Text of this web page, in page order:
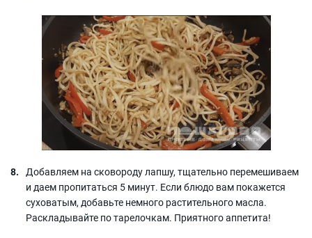
Добавляем на сковороду лапшу, тщательно перемешиваем
и даем пропитаться 5 минут. Если блюдо вам покажется
суховатым, добавьте немного растительного масла.
Раскладывайте по тарелочкам. Приятного аппетита!